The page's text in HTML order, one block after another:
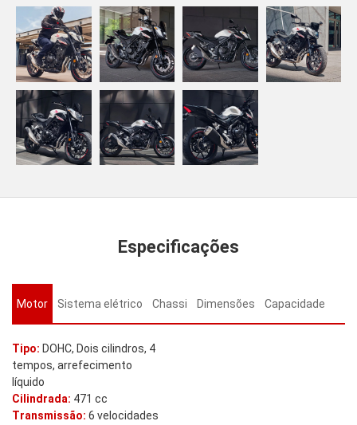
Especificações
Motor Sistema elétrico Chassi Dimensões Capacidade
Tipo: DOHC, Dois cilindros, 4
tempos, arrefecimento
líquido
Cilindrada: 471 cc
Transmissão: 6 velocidades